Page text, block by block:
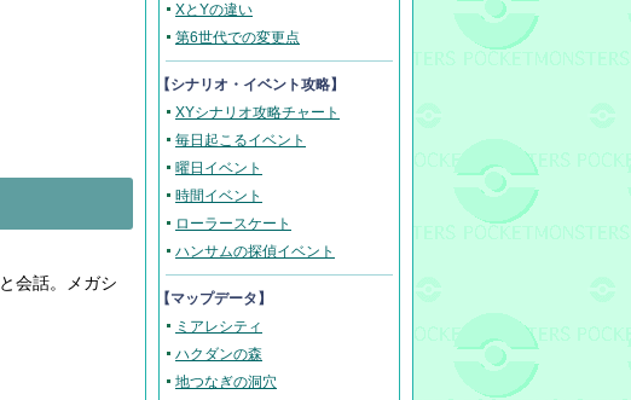
と会話。メガシ
XとYの違い
第6世代での変更点
【シナリオ・イベント攻略】
XYシナリオ攻略チャート
毎日起こるイベント
曜日イベント
時間イベント
ローラースケート
ハンサムの探偵イベント
【マップデータ】
ミアレシティ
ハクダンの森
地つなぎの洞穴